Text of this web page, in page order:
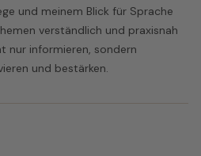
und meinem Blick für Sprache
verständlich und praxisnah
nur informieren, sondern
und bestärken.